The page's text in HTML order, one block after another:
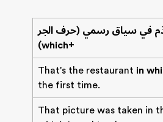
في سياق رسمي (حرف الجر
+which)
That's the restaurant in
the first time.
That picture was taken in